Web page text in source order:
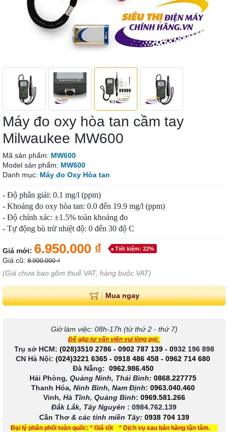
Máy đo oxy hòa tan cầm tay
Milwaukee MW600
Mã sản phẩm: MW600
Model sản phẩm: MW600
Danh mục: Máy đo Oxy Hòa tan
- Độ phân giải: 0.1 mg/l (ppm)
- Khoảng đo oxy hòa tan: 0.0 đến 19.9 mg/l (ppm)
- Độ chính xác: ±1.5% toàn khoảng đo
- Tự động bù trừ nhiệt độ: 0 đến 30 độ C
Giá mới: 6.950.000 ₫ Tiết kiệm: 22%
Giá cũ: 8.900.000 ₫
(Giá chưa bao gồm thuế VAT, hàng buộc VAT)
Mua ngay
Giờ làm việc: 08h-17h (từ thứ 2 - thứ 7)
Để gặp tư vấn viên vui lòng gọi:
Trụ sở HCM: (028)3510 2786 - 0902 787 139- 0932 196 898
CN Hà Nội: (024)3221 6365 - 0918 486 458 - 0962 714 680
Đà Nẵng: 0962.986.450
Hải Phòng, Quảng Ninh, Thái Bình: 0868.227775
Thanh Hóa, Ninh Bình, Nam Định: 0963.040.460
Vinh, Hà Tĩnh, Quảng Bình: 0969.581.266
Đắk Lắk, Tây Nguyên : 0984.762.139
Cần Thơ & các tỉnh miền Tây: 0938 704 139
Đại lý phân phối toàn quốc: * Giá tốt * Dịch vụ sau bán hàng tận tâm.